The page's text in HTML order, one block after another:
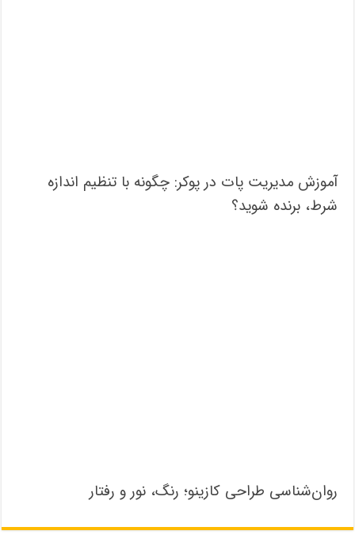
آموزش مدیریت پات در پوکر: چگونه با تنظیم اندازه
شرط، برنده شوید؟
روان‌شناسی طراحی کازینو؛ رنگ، نور و رفتار